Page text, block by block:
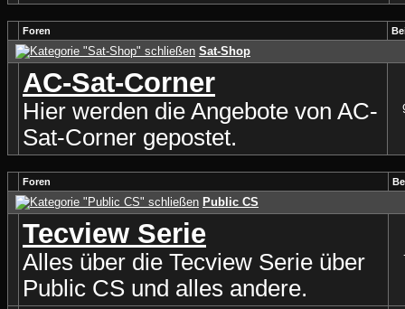
Foren
Sat-Shop
AC-Sat-Corner
Hier werden die Angebote von AC-
Sat-Corner gepostet.
Foren
Public CS
Tecview Serie
Alles über die Tecview Serie über
Public CS und alles andere.